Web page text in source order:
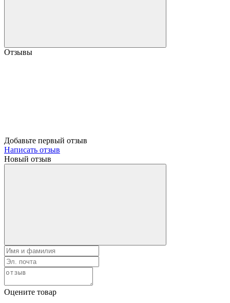
Отзывы
Добавьте первый отзыв
Написать отзыв
Новый отзыв
Оцените товар